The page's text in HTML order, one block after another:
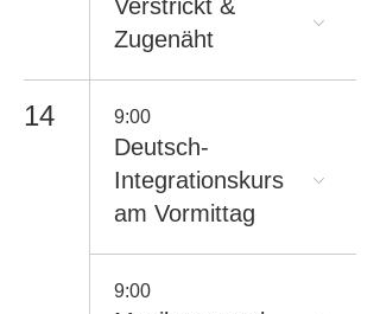
Verstrickt &
Zugenäht
14 9:00
Deutsch-
Integrationskurs
am Vormittag
9:00